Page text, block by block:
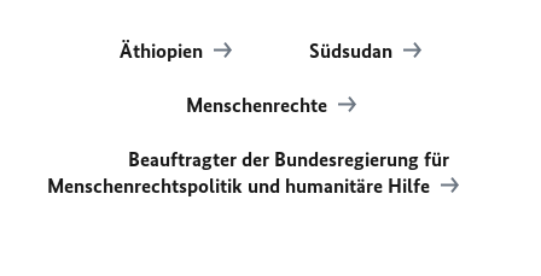
Äthiopien Südsudan
Menschenrechte
Beauftragter der Bundesregierung für
Menschenrechtspolitik und humanitäre Hilfe